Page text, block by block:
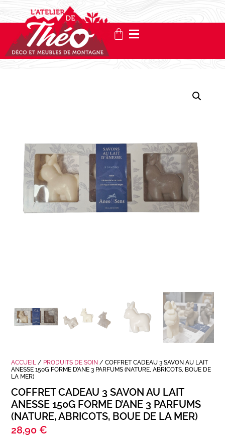
ACCUEIL / PRODUITS DE SOIN / COFFRET CADEAU 3 SAVON AU LAIT
ANESSE 150G FORME D’ANE 3 PARFUMS (NATURE, ABRICOTS, BOUE DE
LA MER)
COFFRET CADEAU 3 SAVON AU LAIT
ANESSE 150G FORME D’ANE 3 PARFUMS
(NATURE, ABRICOTS, BOUE DE LA MER)
28,90 €